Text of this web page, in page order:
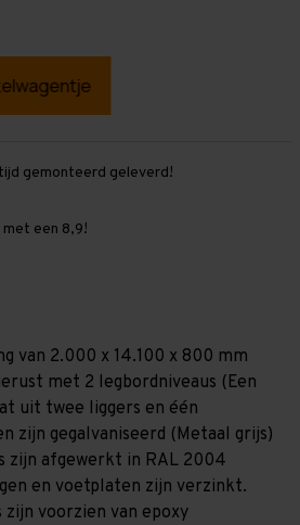
gemonteerd geleverd!
een 8,9!
van 2.000 x 14.100 x 800 mm
met 2 legbordniveaus (Een
uit twee liggers en één
zijn gegalvaniseerd (Metaal grijs)
zijn afgewerkt in RAL 2004
en voetplaten zijn verzinkt.
voorzien van epoxy